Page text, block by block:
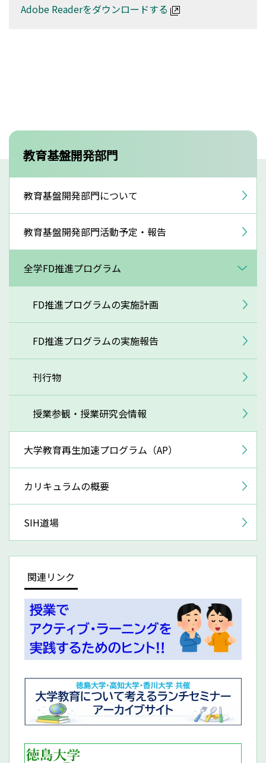
Adobe Readerをダウンロードする
教育基盤開発部門
教育基盤開発部門について
教育基盤開発部門活動予定・報告
全学FD推進プログラム
FD推進プログラムの実施計画
FD推進プログラムの実施報告
刊行物
授業参観・授業研究会情報
大学教育再生加速プログラム（AP）
カリキュラムの概要
SIH道場
関連リンク